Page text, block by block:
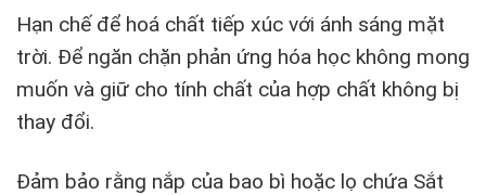
Hạn chế để hoá chất tiếp xúc với ánh sáng mặt
trời. Để ngăn chặn phản ứng hóa học không mong
muốn và giữ cho tính chất của hợp chất không bị
thay đổi.
Đảm bảo rằng nắp của bao bì hoặc lọ chứa Sắt